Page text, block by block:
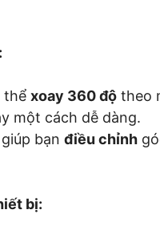
thể xoay 360 độ theo
một cách dễ dàng.
bạn điều chỉnh
bị: